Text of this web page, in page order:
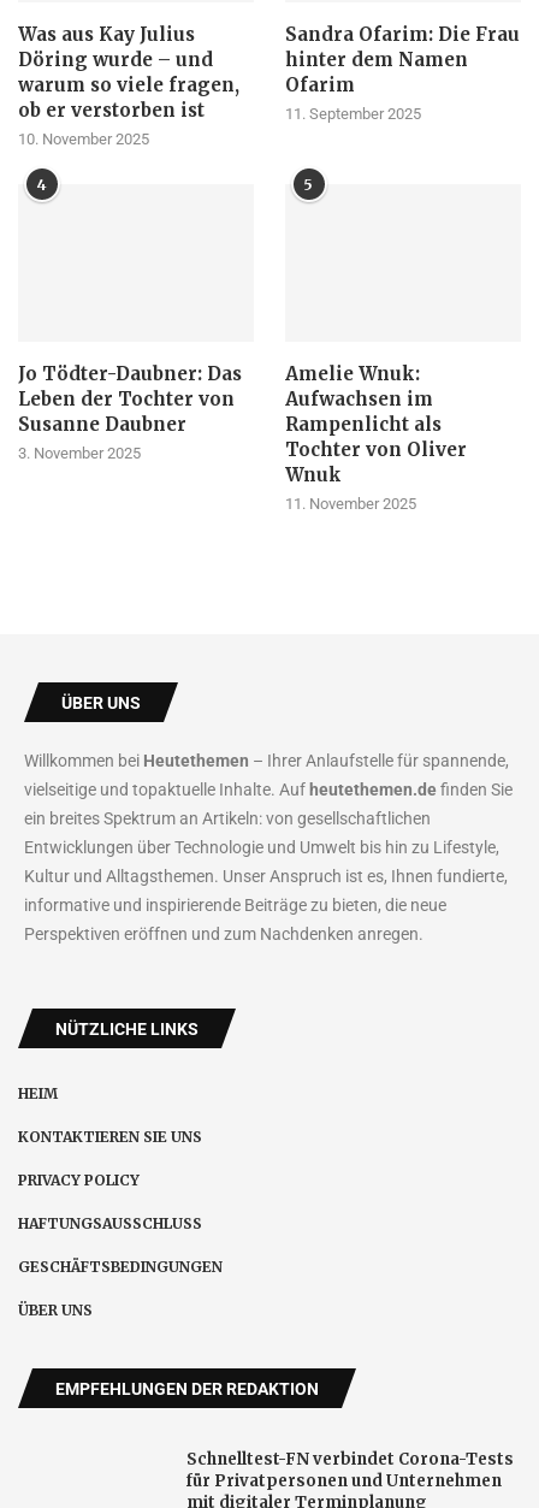
Was aus Kay Julius
Döring wurde – und
warum so viele fragen,
ob er verstorben ist
10. November 2025
Sandra Ofarim: Die Frau
hinter dem Namen
Ofarim
11. September 2025
4
Jo Tödter-Daubner: Das
Leben der Tochter von
Susanne Daubner
3. November 2025
5
Amelie Wnuk:
Aufwachsen im
Rampenlicht als
Tochter von Oliver
Wnuk
11. November 2025
ÜBER UNS
Willkommen bei Heutethemen – Ihrer Anlaufstelle für spannende,
vielseitige und topaktuelle Inhalte. Aufheutethemen.definden Sie
ein breites Spektrum an Artikeln: von gesellschaftlichen
Entwicklungen über Technologie und Umwelt bis hin zu Lifestyle,
Kultur und Alltagsthemen. Unser Anspruch ist es, Ihnen fundierte,
informative und inspirierende Beiträge zu bieten, die neue
Perspektiven eröffnen und zum Nachdenken anregen.
NÜTZLICHE LINKS
HEIM
KONTAKTIEREN SIE UNS
PRIVACY POLICY
HAFTUNGSAUSSCHLUSS
GESCHÄFTSBEDINGUNGEN
ÜBER UNS
EMPFEHLUNGEN DER REDAKTION
Schnelltest-FN verbindet Corona-Tests
für Privatpersonen und Unternehmen
mit digitaler Terminplanung